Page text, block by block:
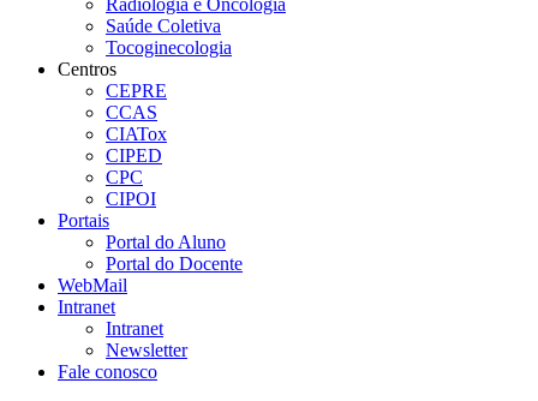
Radiologia e Oncologia
Saúde Coletiva
Tocoginecologia
Centros
CEPRE
CCAS
CIATox
CIPED
CPC
CIPOI
Portais
Portal do Aluno
Portal do Docente
WebMail
Intranet
Intranet
Newsletter
Fale conosco